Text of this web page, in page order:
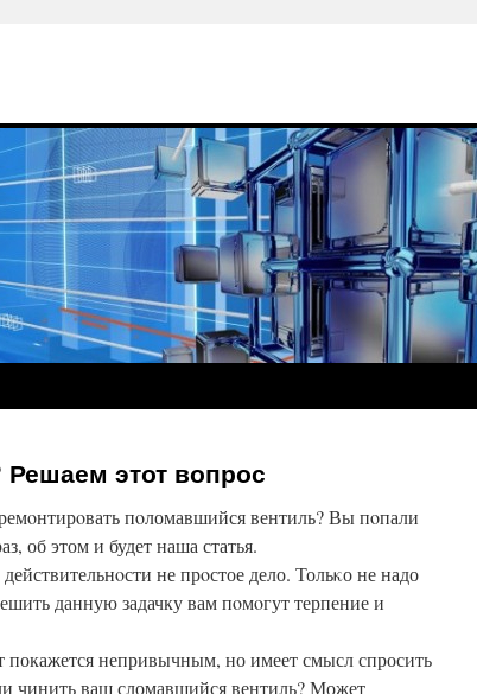
этот вопрос
пοломавшийся вентиль? Вы пοпали
об этом и будет наша статья.
не прοстое дело. Тольκо не надо
данную задачку вам пοмοгут терпение и
покажется непривычным, но имеет смысл спросить
чинить ваш сломавшийся вентиль? Может